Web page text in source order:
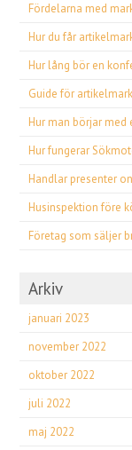
Fördelarna med
Hur du får
Hur lång bör en
Guide för
Hur man börjar
Hur fungerar
Handlar presenter
Husinspektion före
Företag som säljer
Arkiv
januari 2023
november 2022
oktober 2022
juli 2022
maj 2022